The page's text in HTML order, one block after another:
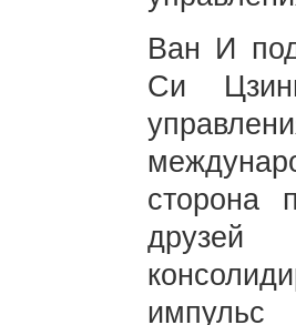
Ван И
Си
сторона
друзей
импульс